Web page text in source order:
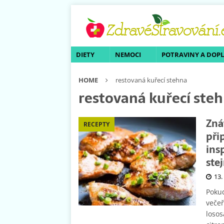
DIETY NEMOCI POTRAVINY A
HOME restovaná kuřecí stehna
restovaná kuřecí
RECEPTY